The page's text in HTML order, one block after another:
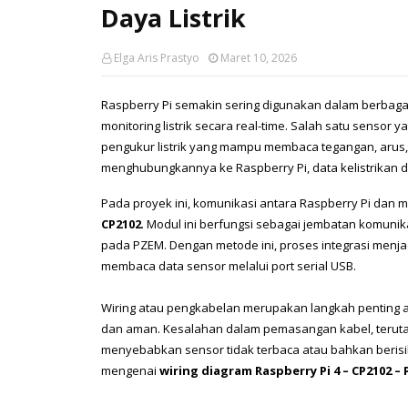
Daya Listrik
Elga Aris Prastyo Maret 10, 2026
Raspberry Pi semakin sering digunakan dalam
monitoring listrik secara real-time. Salah satu sensor
pengukur listrik yang mampu membaca tegangan,
menghubungkannya ke Raspberry Pi, data kelistrikan
Pada proyek ini, komunikasi antara Raspberry Pi dan
CP2102. Modul ini berfungsi sebagai jembatan
pada PZEM. Dengan metode ini, proses integrasi
membaca data sensor melalui port serial USB.
Wiring atau pengkabelan merupakan langkah
dan aman. Kesalahan dalam pemasangan kabel,
menyebabkan sensor tidak terbaca atau bahkan
mengenai wiring diagram Raspberry Pi 4 – CP2102 –